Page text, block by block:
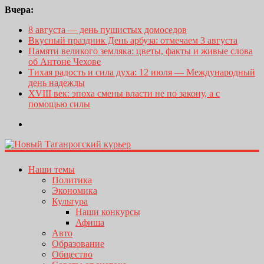
Вчера:
8 августа — день пушистых домоседов
Вкусный праздник День арбуза: отмечаем 3 августа
Памяти великого земляка: цветы, факты и живые слова
об Антоне Чехове
Тихая радость и сила духа: 12 июля — Международный
день надежды
XVIII век: эпоха смены власти не по закону, а с
помощью силы
Наши темы
Политика
Экономика
Культура
Наши конкурсы
Афиша
Авто
Образование
Общество